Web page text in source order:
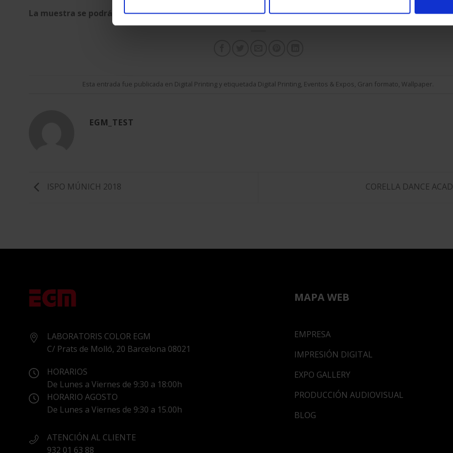
La muestra se podrá visitar del 7 de febrero al 13 de mayo de 2018 en CaixaForum Sevilla.
Esta entrada fue publicada en Digital Printingy etiquetada Digital Printing, Eventos & Expos, Gran formato, Wallpaper.
EGM_TEST
ISPO MÚNICH 2018 CORELLA DANCE
LABORATORIS COLOR EGM
C/ Prats de Molló, 20 Barcelona 08021
HORARIOS
De Lunes a Viernes de 9:30 a 18:00h
HORARIO AGOSTO
De Lunes a Viernes de 9:30 a 15.00h
ATENCIÓN AL CLIENTE
932 01 63 88
MAPA WEB
EMPRESA
IMPRESIÓN DIGITAL
EXPO GALLERY
PRODUCCIÓN AUDIOVISUAL
BLOG